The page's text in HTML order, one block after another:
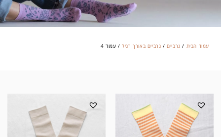
עמוד הבית / גרביים/ גרביים באורך רגיל/ עמוד 4